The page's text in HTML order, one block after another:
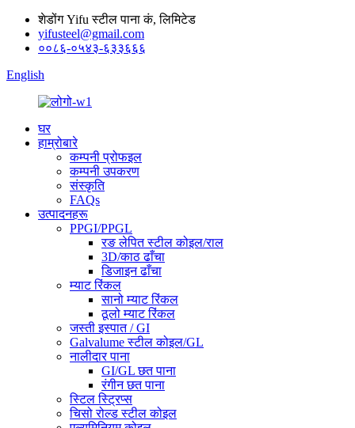
शेडोंग Yifu स्टील पाना कं, लिमिटेड
yifusteel@gmail.com
००८६-०५४३-६३३६६६
English
घर
हाम्रोबारे
कम्पनी प्रोफइल
कम्पनी उपकरण
संस्कृति
FAQs
उत्पादनहरू
PPGI/PPGL
रङ लेपित स्टील कोइल/राल
3D/काठ ढाँचा
डिजाइन ढाँचा
म्याट रिंकल
सानो म्याट रिंकल
ठूलो म्याट रिंकल
जस्ती इस्पात / GI
Galvalume स्टील कोइल/GL
नालीदार पाना
GI/GL छत पाना
रंगीन छत पाना
स्टिल स्ट्रिप्स
चिसो रोल्ड स्टील कोइल